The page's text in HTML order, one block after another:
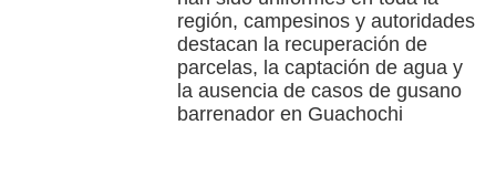
región, campesinos y autoridades
destacan la recuperación de
parcelas, la captación de agua y
la ausencia de casos de gusano
barrenador en Guachochi